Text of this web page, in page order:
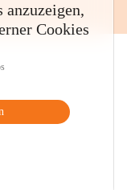
Cookies